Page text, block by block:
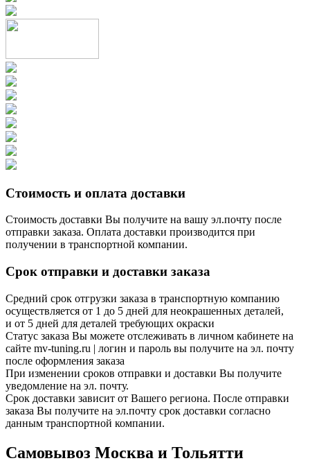
Стоимость и оплата доставки
Стоимость доставки Вы получите на вашу эл.почту после
отправки заказа. Оплата доставки производится при
получении в транспортной компании.
Срок отправки и доставки заказа
Средний срок отгрузки заказа в транспортную компанию
осуществляется от 1 до 5 дней для неокрашенных деталей,
и от 5 дней для деталей требующих окраски
Статус заказа Вы можете отслеживать в личном кабинете на
сайте mv-tuning.ru | логин и пароль вы получите на эл. почту
после оформления заказа
При изменении сроков отправки и доставки Вы получите
уведомление на эл. почту.
Срок доставки зависит от Вашего региона. После отправки
заказа Вы получите на эл.почту срок доставки согласно
данным транспортной компании.
Самовывоз Москва и Тольятти